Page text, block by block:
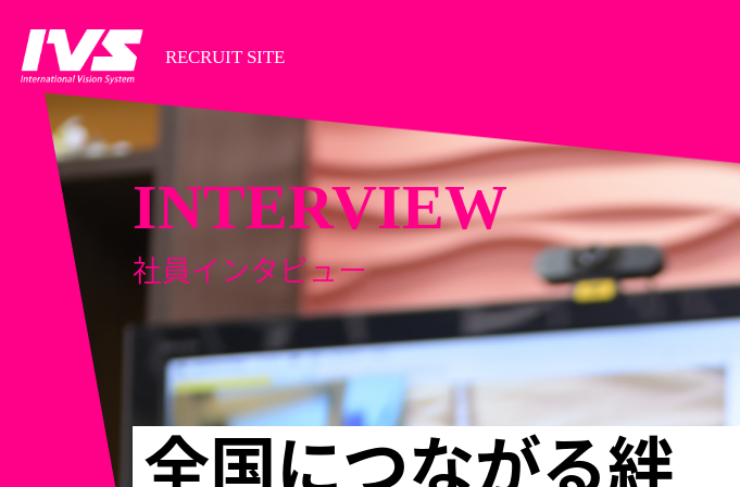
RECRUIT SITE
INTERVIEW
社員インタビュー
全国につながる絆